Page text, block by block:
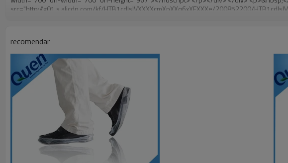
recomendar